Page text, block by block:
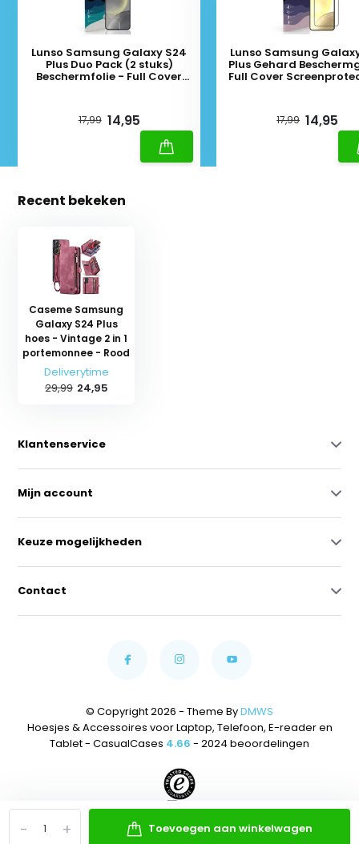
+
- Toevoegen aan winkelwagen
Lunso Samsung Galaxy S24
Plus Duo Pack (2 stuks)
Beschermfolie - Full Cover
17,99 14,95
Lunso Samsung
Plus Gehard
Full Cover
17,99 14,95
Recent bekeken
Caseme Samsung
Galaxy S24 Plus
hoes - Vintage 2 in 1
portemonnee - Rood
Deliverytime
29,99 24,95
Klantenservice
Mijn account
Keuze mogelijkheden
Contact
© Copyright 2026 - Theme ByDMWS
Hoesjes & Accessoires voor Laptop, Telefoon, E-reader en
Tablet - CasualCases 4.66 - 2024 beoordelingen